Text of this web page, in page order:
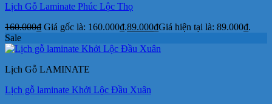
Lịch Gỗ Laminate Phúc Lộc Thọ
160.000₫ Giá gốc là: 160.000₫.89.000₫Giá hiện tại là: 89.000₫.
Sale
Lịch Gỗ LAMINATE
Lịch gỗ laminate Khởi Lộc Đầu Xuân